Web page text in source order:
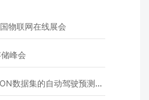
物联网在线展会
峰会
据集的自动驾驶预测模型挑战赛